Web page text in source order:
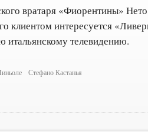
вратаря «Фиорентины»
клиентом интересуется
итальянскому телевидению.
Стефано Кастанья